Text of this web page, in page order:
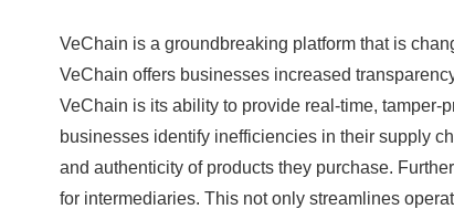
VeChain is a groundbreaking platform that is
VeChain offers businesses increased
VeChain is its ability to provide real-time, tamper-
businesses identify inefficiencies in their supply
and authenticity of products they purchase.
for intermediaries. This not only streamlines